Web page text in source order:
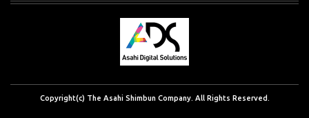
Copyright(c) The Asahi Shimbun Company. All Rights Reserved.